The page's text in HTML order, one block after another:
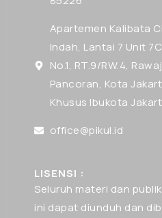
Apartemen Kalibata
Indah, Lantai 7 Unit
No.1, RT.9/RW.4,
Pancoran, Kota
Khusus Ibukota
office@pikul.id
LISENSI :
Seluruh materi dan
ini dapat diunduh dan